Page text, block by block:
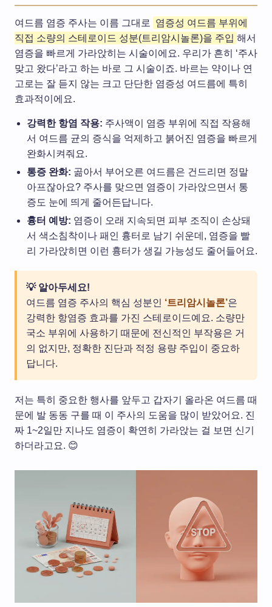
여드름 염증 주사는 이름 그대로
염증성 여드름 부위에
직접 소량의 스테로이드 성분(트리암시놀론)을 주입 해서
염증을 빠르게 가라앉히는 시술이에요. 우리가 흔히 ‘주사
맞고 왔다’라고 하는 바로 그 시술이죠. 바르는 약이나 연
고로는 잘 듣지 않는 크고 단단한 염증성 여드름에 특히
효과적이에요.
강력한 항염 작용: 주사액이 염증 부위에 직접 작용해
서 여드름 균의 증식을 억제하고 붉어진 염증을 빠르게
완화시켜줘요.
통증 완화: 곪아서 부어오른 여드름은 건드리면 정말
아프잖아요? 주사를 맞으면 염증이 가라앉으면서 통
증도 눈에 띄게 줄어든답니다.
흉터 예방: 염증이 오래 지속되면 피부 조직이 손상돼
서 색소침착이나 패인 흉터로 남기 쉬운데, 염증을 빨
리 가라앉히면 이런 흉터가 생길 가능성도 줄어들어요.
💡 알아두세요!
여드름 염증 주사의 핵심 성분인 ‘트리암시놀론’은
강력한 항염증 효과를 가진 스테로이드예요. 소량만
국소 부위에 사용하기 때문에 전신적인 부작용은 거
의 없지만, 정확한 진단과 적정 용량 주입이 중요하
답니다.
저는 특히 중요한 행사를 앞두고 갑자기 올라온 여드름 때
문에 발 동동 구를 때 이 주사의 도움을 많이 받았어요. 진
짜 1~2일만 지나도 염증이 확연히 가라앉는 걸 보면 신기
하더라고요. 😊